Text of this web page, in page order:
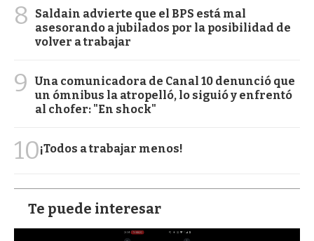
8
Saldain advierte que el BPS está mal
asesorando a jubilados por la posibilidad de
volver a trabajar
9
Una comunicadora de Canal 10 denunció que
un ómnibus la atropelló, lo siguió y enfrentó
al chofer: "En shock"
10¡Todos a trabajar menos!
Te puede interesar